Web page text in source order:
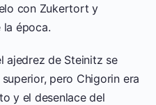
con Zukertort y
época.
ajedrez de Steinitz se
pero Chigorin era
y el desenlace del